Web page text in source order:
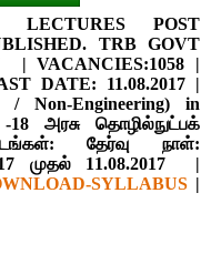
LECTURES POST
TRB GOVT
| VACANCIES:1058 |
DATE: 11.08.2017 |
/ Non-Engineering) in
18 அரசு தொழில்நுட்பக்
தேர்வு நாள்:
முதல் 11.08.2017 |
SYLLABUS |